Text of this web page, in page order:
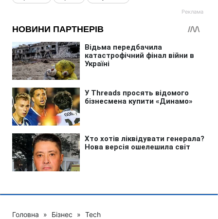
Головна » Бізнес » Tech